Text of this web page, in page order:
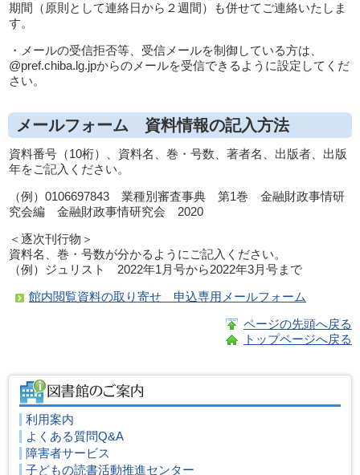
期間（原則として連絡日から２週間）も併せてご連絡いたしま
す。
・メールの受信拒否等、受信メールを制御している方は、
@pref.chiba.lg.jpからのメールを受信できるように設定してくだ
さい。
メールフォーム 資料情報の記入方法
資料番号（10桁）、資料名、巻・号数、著者名、出版者、出版
年をご記入ください。
（例）0106697843 業種別審査事典 第1巻 金融財政事情研
究会編 金融財政事情研究会 2020
＜逐次刊行物＞
資料名、巻・号数が分かるようにご記入ください。
（例）ジュリスト 2022年1月号から2022年3月号まで
館内閲覧資料の取り寄せ 申込専用メールフォーム
ページの先頭へ戻る
トップページへ戻る
利用案内
よくある質問Q&A
障害者サービス
子どもの読書活動推進センター